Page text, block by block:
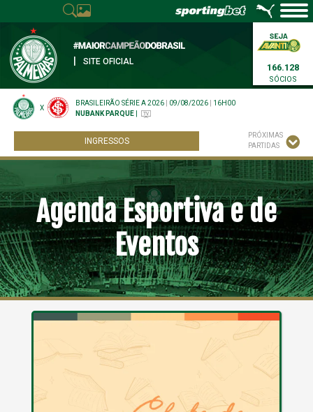
SITE OFICIAL
166.128
SÓCIOS
X
BRASILEIRÃO SÉRIE A 2026 09/08/2026
16H00
NUBANK PARQUE
INGRESSOS
PRÓXIMAS
PARTIDAS
Agenda Esportiva e de
Eventos